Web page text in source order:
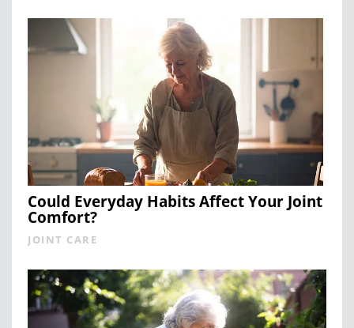
Could Everyday Habits Affect Your Joint
Comfort?
JOINT CARE